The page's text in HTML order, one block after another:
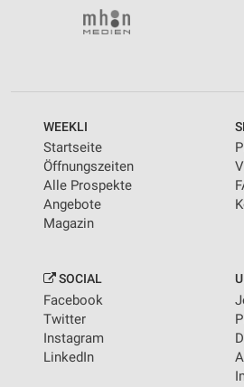
WEEKLI
Startseite
Öffnungszeiten
Alle Prospekte
Angebote
Magazin
SOCIAL
Facebook
Twitter
Instagram
LinkedIn
IAB-Verarbeitungszwecke:
Speichern von oder Zugriff auf
Erstellung von Profilen für
Werbung
Verwendung von Profilen zur
personalisierter Werbung
Verwendung von Profilen zur
personalisierter Inhalte
Messung der Werbeleistung